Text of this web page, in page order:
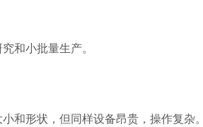
和小批量生产。
和形状，但同样设备昂贵，操作复杂